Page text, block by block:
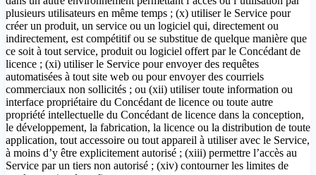
plusieurs utilisateurs en même temps ; (x) utiliser le Service pour
créer un produit, un service ou un logiciel qui, directement ou
indirectement, est compétitif ou se substitue de quelque manière que
ce soit à tout service, produit ou logiciel offert par le Concédant de
licence ; (xi) utiliser le Service pour envoyer des requêtes
automatisées à tout site web ou pour envoyer des courriels
commerciaux non sollicités ; ou (xii) utiliser toute information ou
interface propriétaire du Concédant de licence ou toute autre
propriété intellectuelle du Concédant de licence dans la conception,
le développement, la fabrication, la licence ou la distribution de toute
application, tout accessoire ou tout appareil à utiliser avec le Service,
à moins d’y être explicitement autorisé ; (xiii) permettre l’accès au
Service par un tiers non autorisé ; (xiv) contourner les limites de